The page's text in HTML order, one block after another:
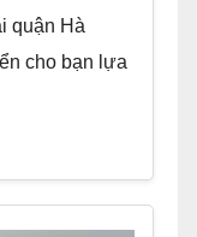
quận Hà
cho bạn lựa